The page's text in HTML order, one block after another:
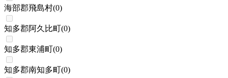
海部郡飛島村(0)
知多郡阿久比町(0)
知多郡東浦町(0)
知多郡南知多町(0)